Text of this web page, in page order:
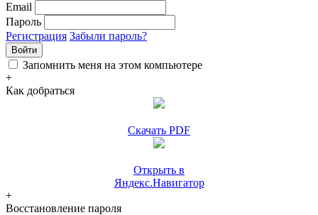
Email
Пароль
Регистрация Забыли пароль?
Войти
Запомнить меня на этом компьютере
+
Как добраться
Скачать PDF
Открыть в
Яндекс.Навигатор
+
Восстановление пароля